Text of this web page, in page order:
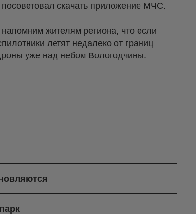
скачать приложение МЧС.
жителям региона, что если
летят недалеко от границ
уже над небом Вологодчины.